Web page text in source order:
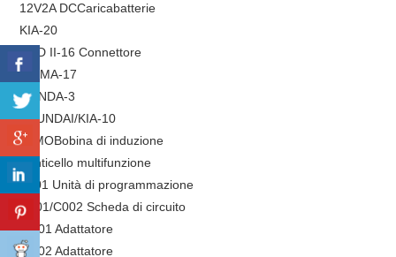
12V2A DCCaricabatterie
KIA-20
OBD II-16 Connettore
HAIMA-17
HONDA-3
HYUNDAI/KIA-10
IMMOBobina di induzione
Ponticello multifunzione
P001 Unità di programmazione
C001/C002 Scheda di circuito
W001 Adattatore
W002 Adattatore